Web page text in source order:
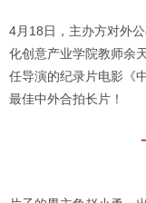
4月18日，主办方对外
化创意产业学院教师余
任导演的纪录片电影《
最佳中外合拍长片！